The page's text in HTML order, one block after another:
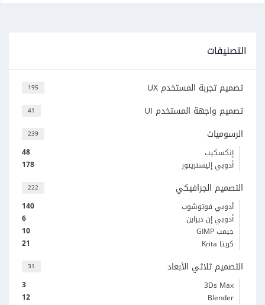
التصنيفات
195 تصميم تجربة المستخدم UX
41 تصميم واجهة المستخدم UI
239 الرسوميات
48
إنكسكيب
178
أدوبي إليستريتور
222 التصميم الجرافيكي
140
أدوبي فوتوشوب
6
أدوبي إن ديزاين
10
جيمب GIMP
21
كريتا Krita
31 التصميم ثلاثي الأبعاد
3
3Ds Max
12
Blender